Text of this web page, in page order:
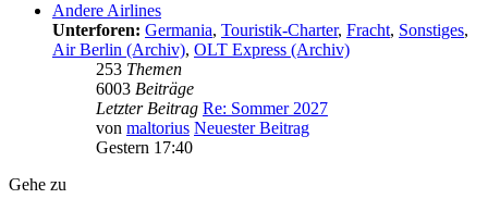
Andere Airlines
Unterforen: Germania, Touristik-Charter, Fracht, Sonstiges,
Air Berlin (Archiv), OLT Express (Archiv)
253 Themen
6003 Beiträge
Letzter Beitrag Re: Sommer 2027
von maltorius Neuester Beitrag
Gestern 17:40
Gehe zu